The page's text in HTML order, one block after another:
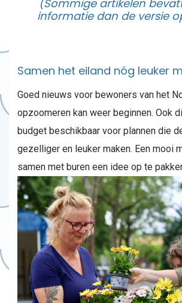
(Sommige artikelen
informatie dan de versie
Samen het eiland nóg leuker
Goed nieuws voor bewoners van het
opzoomeren kan weer beginnen. Ook
budget beschikbaar voor plannen die
gezelliger en leuker maken. Een mooi
samen met buren een idee op te